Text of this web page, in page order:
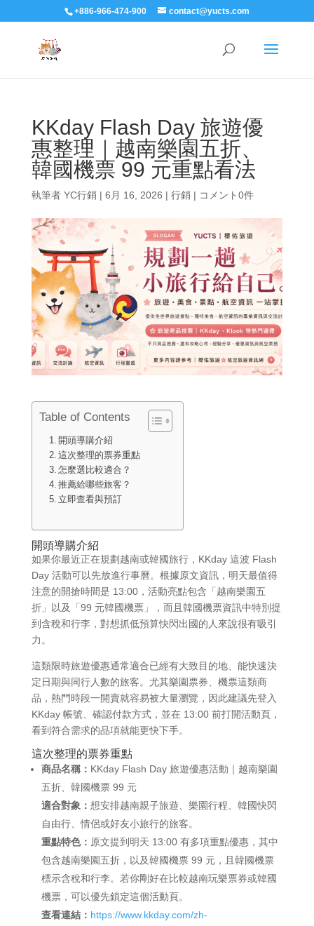
+886-966-474-900 contact@yucts.com
KKday Flash Day 旅遊優
惠整理｜越南樂園五折、
韓國機票 99 元重點看法
執筆者 YC行銷| 6月 16, 2026 | 行銷| コメント0件
Table of Contents
開頭導購介紹
這次整理的票券重點
怎麼選比較適合？
推薦給哪些旅客？
立即查看與預訂
開頭導購介紹
如果你最近正在規劃越南或韓國旅行，KKday 這波 Flash
Day 活動可以先放進行事曆。根據原文資訊，明天最值得
注意的開搶時間是 13:00，活動亮點包含「越南樂園五
折」以及「99 元韓國機票」，而且韓國機票資訊中特別提
到含稅和行李，對想抓低預算快閃出國的人來說很有吸引
力。
這類限時旅遊優惠通常適合已經有大致目的地、能快速決
定日期與同行人數的旅客。尤其樂園票券、機票這類商
品，熱門時段一開賣就容易被大量瀏覽，因此建議先登入
KKday 帳號、確認付款方式，並在 13:00 前打開活動頁，
看到符合需求的品項就能更快下手。
這次整理的票券重點
商品名稱： KKday Flash Day 旅遊優惠活動｜越南樂園
五折、韓國機票 99 元
適合對象： 想安排越南親子旅遊、樂園行程、韓國快閃
自由行、情侶或好友小旅行的旅客。
重點特色： 原文提到明天 13:00 有多項重點優惠，其中
包含越南樂園五折，以及韓國機票 99 元，且韓國機票
標示含稅和行李。若你剛好在比較越南玩樂票券或韓國
機票，可以優先鎖定這個活動頁。
查看連結： https://www.kkday.com/zh-